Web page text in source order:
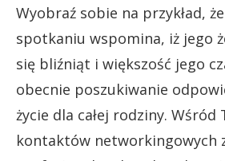
Wyobraź sobie na przykład,
spotkaniu wspomina, iż jego
się bliźniąt i większość jego
obecnie poszukiwanie
życie dla całej rodziny. Wśród
kontaktów networkingowych